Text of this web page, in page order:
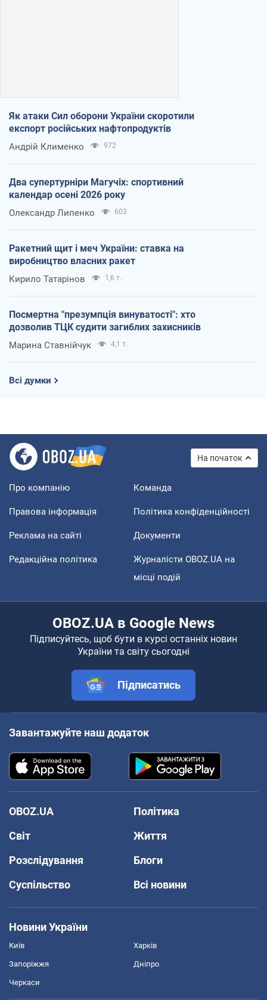
Як атаки Сил оборони України скоротили
експорт російських нафтопродуктів
Андрій Клименко 972
Два супертурніри Магучіх: спортивний
календар осені 2026 року
Олександр Липенко 603
Ракетний щит і меч України: ставка на
виробництво власних ракет
Кирило Татарінов 1,6 т.
Посмертна "презумпція винуватості": хто
дозволив ТЦК судити загиблих захисників
Марина Ставнійчук 4,1 т.
Всі думки
На початок
Про компанію Команда
Правова інформація Політика конфіденційності
Реклама на сайті Документи
Редакційна політика
Журналісти OBOZ.UA на
місці подій
OBOZ.UA в Google News
Підписуйтесь, щоб бути в курсі останніх новин
України та світу сьогодні
Підписатись
Завантажуйте наш додаток
OBOZ.UA
Політика
Світ
Життя
Розслідування
Блоги
Суспільство
Всі новини
Новини України
Київ Харків
Запоріжжя Дніпро
Черкаси